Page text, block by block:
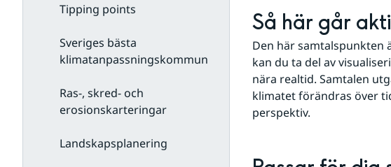
Tipping points
Sveriges bästa
klimatanpassningskommun
Ras-, skred- och
erosionskarteringar
Landskapsplanering
Så här går
Den här samtalspunkten
kan du ta del av
nära realtid. Samtalen
klimatet förändras över
perspektiv.